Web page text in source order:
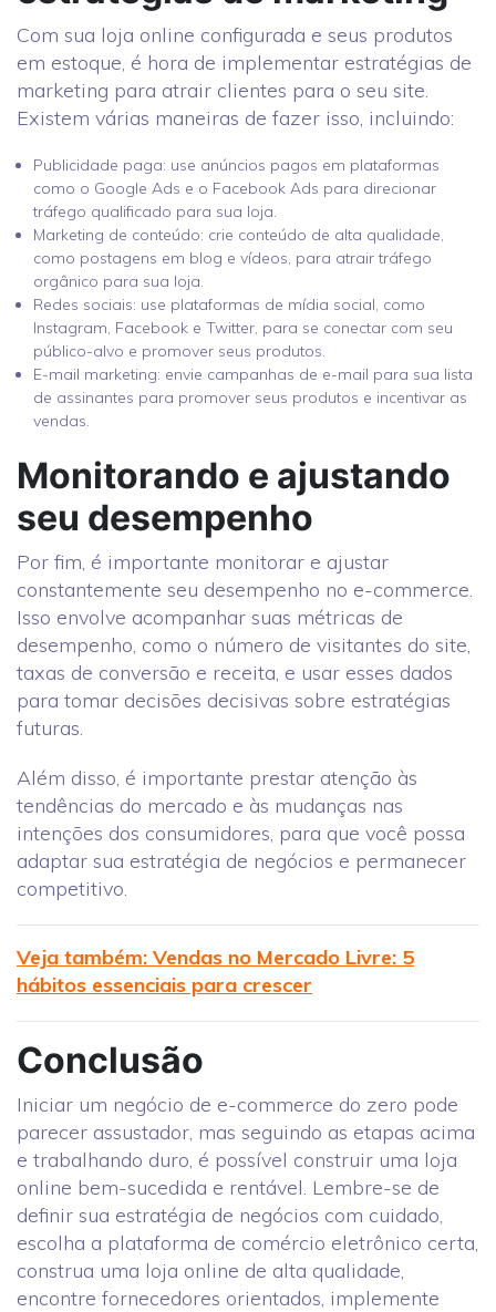
Com sua loja online configurada e seus produtos
em estoque, é hora de implementar estratégias de
marketing para atrair clientes para o seu site.
Existem várias maneiras de fazer isso, incluindo:
Publicidade paga: use anúncios pagos em plataformas
como o Google Ads e o Facebook Ads para direcionar
tráfego qualificado para sua loja.
Marketing de conteúdo: crie conteúdo de alta qualidade,
como postagens em blog e vídeos, para atrair tráfego
orgânico para sua loja.
Redes sociais: use plataformas de mídia social, como
Instagram, Facebook e Twitter, para se conectar com seu
público-alvo e promover seus produtos.
E-mail marketing: envie campanhas de e-mail para sua lista
de assinantes para promover seus produtos e incentivar as
vendas.
Monitorando e ajustando
seu desempenho
Por fim, é importante monitorar e ajustar
constantemente seu desempenho no e-commerce.
Isso envolve acompanhar suas métricas de
desempenho, como o número de visitantes do site,
taxas de conversão e receita, e usar esses dados
para tomar decisões decisivas sobre estratégias
futuras.
Além disso, é importante prestar atenção às
tendências do mercado e às mudanças nas
intenções dos consumidores, para que você possa
adaptar sua estratégia de negócios e permanecer
competitivo.
Veja também: Vendas no Mercado Livre: 5
hábitos essenciais para crescer
Conclusão
Iniciar um negócio de e-commerce do zero pode
parecer assustador, mas seguindo as etapas acima
e trabalhando duro, é possível construir uma loja
online bem-sucedida e rentável. Lembre-se de
definir sua estratégia de negócios com cuidado,
escolha a plataforma de comércio eletrônico certa,
construa uma loja online de alta qualidade,
encontre fornecedores orientados, implemente